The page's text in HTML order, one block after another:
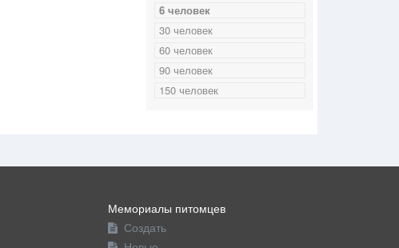
6 человек
30 человек
60 человек
90 человек
150 человек
Мемориалы питомцев
Создать